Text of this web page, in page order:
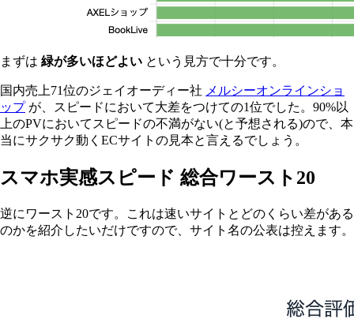
まずは 緑が多いほどよい という見方で十分です。
国内売上71位のジェイオーディー社 メルシーオンラインショ
ップが、スピードにおいて大差をつけての1位でした。90%以
上のPVにおいてスピードの不満がない(と予想される)ので、本
当にサクサク動くECサイトの見本と言えるでしょう。
スマホ実感スピード 総合ワースト20
逆にワースト20です。これは速いサイトとどのくらい差がある
のかを紹介したいだけですので、サイト名の公表は控えます。